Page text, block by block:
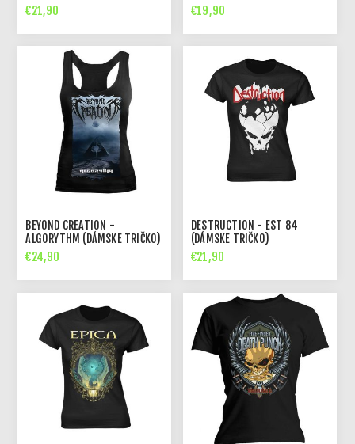
€21,90 €19,90
BEYOND CREATION -
ALGORYTHM (DÁMSKE TRIČKO)
€24,90
DESTRUCTION - EST 84
(DÁMSKE TRIČKO)
€21,90